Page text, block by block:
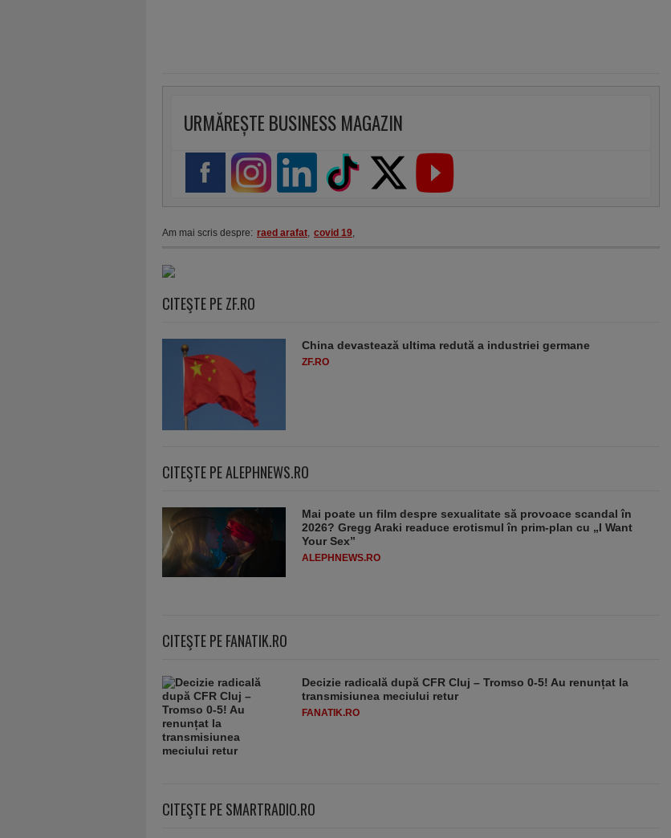
URMĂREȘTE BUSINESS MAGAZIN
Am mai scris despre: raed arafat, covid 19,
CITEŞTE PE ZF.RO
China devastează ultima redută a industriei germane
ZF.RO
CITEŞTE PE ALEPHNEWS.RO
Mai poate un film despre sexualitate să provoace scandal în
2026? Gregg Araki readuce erotismul în prim-plan cu „I Want
Your Sex”
ALEPHNEWS.RO
CITEŞTE PE FANATIK.RO
Decizie radicală după CFR Cluj – Tromso 0-5! Au renunțat la
transmisiunea meciului retur
FANATIK.RO
CITEŞTE PE SMARTRADIO.RO